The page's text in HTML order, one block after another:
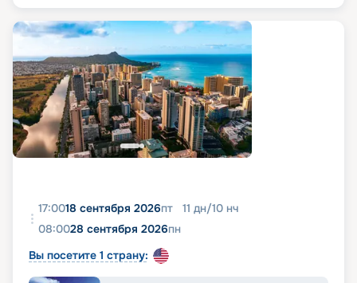
17:0018 сентября 2026пт 11 дн/10 нч
08:0028 сентября 2026пн
Вы посетите 1 страну: